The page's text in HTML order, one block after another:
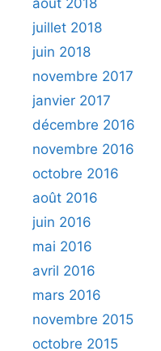
août 2018
juillet 2018
juin 2018
novembre 2017
janvier 2017
décembre 2016
novembre 2016
octobre 2016
août 2016
juin 2016
mai 2016
avril 2016
mars 2016
novembre 2015
octobre 2015